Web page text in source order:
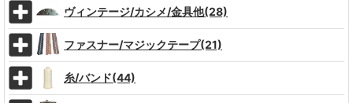
ヴィンテージ/カシメ/金具他(28)
ファスナー/マジックテープ(21)
糸/バンド(44)